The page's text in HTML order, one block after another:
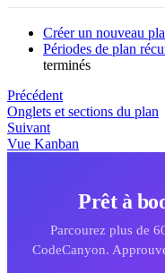
Créer un nouveau
Périodes de plan
terminés
Précédent
Onglets et sections du plan
Suivant
Vue Kanban
Prêt à
Parcourez plus de
CodeCanyon.